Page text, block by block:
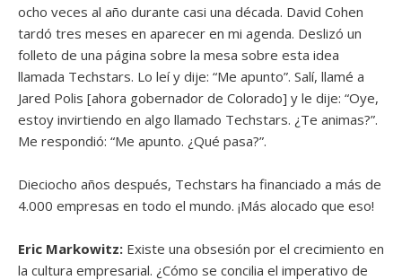
ocho veces al año durante casi una década. David Cohen
tardó tres meses en aparecer en mi agenda. Deslizó un
folleto de una página sobre la mesa sobre esta idea
llamada Techstars. Lo leí y dije: “Me apunto”. Salí, llamé a
Jared Polis [ahora gobernador de Colorado] y le dije: “Oye,
estoy invirtiendo en algo llamado Techstars. ¿Te animas?”.
Me respondió: “Me apunto. ¿Qué pasa?”.
Dieciocho años después, Techstars ha financiado a más de
4.000 empresas en todo el mundo. ¡Más alocado que eso!
Eric Markowitz: Existe una obsesión por el crecimiento en
la cultura empresarial. ¿Cómo se concilia el imperativo de